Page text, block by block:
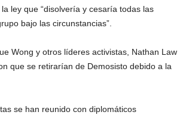
ley que “disolvería y cesaría todas las
bajo las circunstancias”.
Wong y otros líderes activistas, Nathan Law
que se retirarían de Demosisto debido a la
se han reunido con diplomáticos